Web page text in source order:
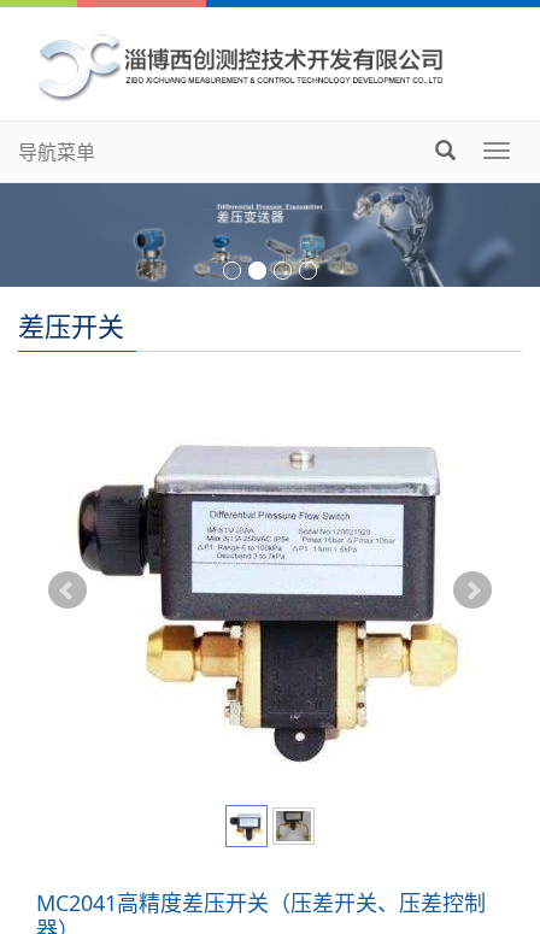
导航菜单
差压开关
MC2041高精度差压开关（压差开关、压差控制